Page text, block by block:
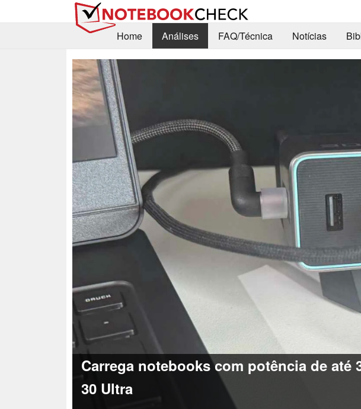
Home
Análises FAQ/Técnica Notícias
Carrega notebooks com potência de até
30 Ultra